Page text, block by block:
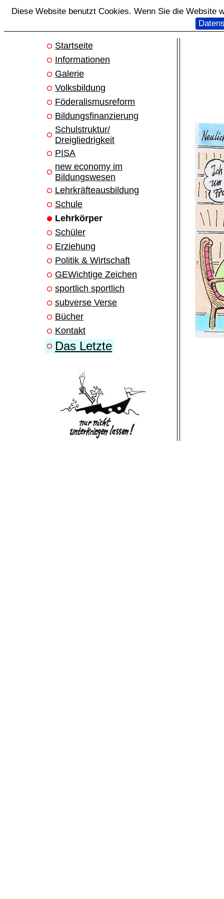
Diese Website benutzt Cookies. Wenn Sie die Website
Startseite
Informationen
Galerie
Volksbildung
Föderalismusreform
Bildungsfinanzierung
Schulstruktur/
Dreigliedrigkeit
PISA
new economy im
Bildungswesen
Lehrkräfteausbildung
Schule
Lehrkörper
Schüler
Erziehung
Politik & Wirtschaft
GEWichtige Zeichen
sportlich sportlich
subverse Verse
Bücher
Kontakt
Das Letzte